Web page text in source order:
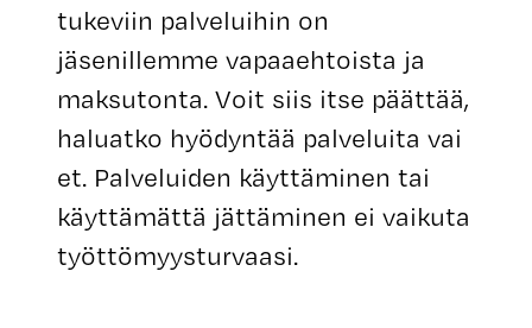
tukeviin palveluihin on
jäsenillemme vapaaehtoista ja
maksutonta. Voit siis itse päättää,
haluatko hyödyntää palveluita vai
et. Palveluiden käyttäminen tai
käyttämättä jättäminen ei vaikuta
työttömyysturvaasi.